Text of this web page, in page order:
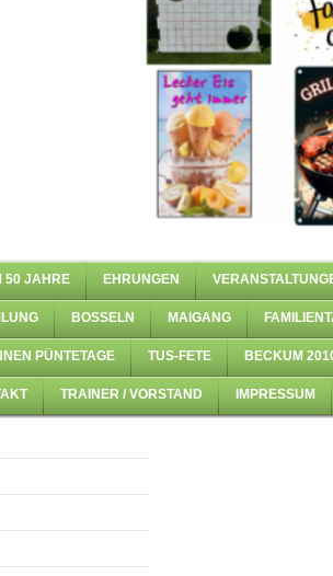
50 JAHRE EHRUNGEN
BOSSELN MAIGANG
PÜNTETAGE TUS-FETE BECKUM
TRAINER / VORSTAND IMPRESSUM